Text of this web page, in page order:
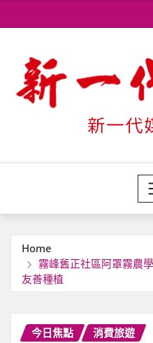
to
Home
霧峰舊正社區阿罩霧農
友善種植
今日焦點 消費旅遊